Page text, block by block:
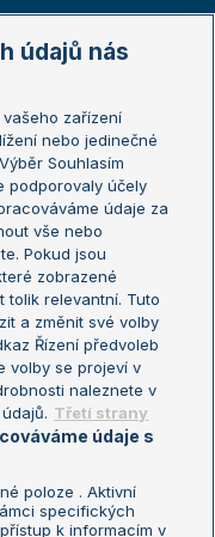
Open
údajů nás
zařízení
nebo jedinečné
Souhlasím
podporovaly účely
údaje za
vše nebo
Pokud jsou
zobrazené
tolik relevantní. Tuto
a změnit své volby
Řízení předvoleb
volby se projeví v
naleznete v
Třetí strany
údaje s
poloze . Aktivní
specifických
k informacím v